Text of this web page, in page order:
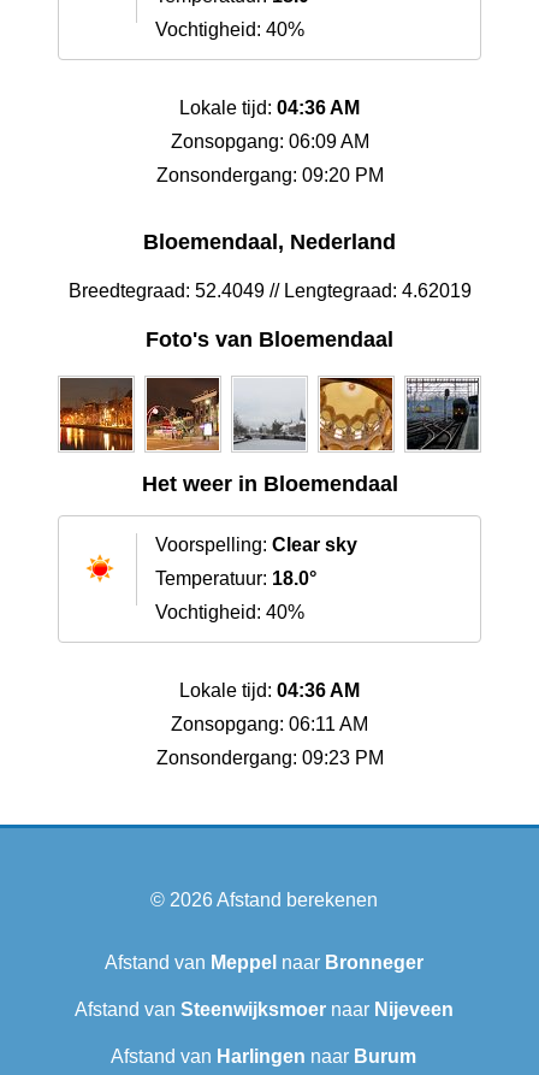
Vochtigheid: 40%
Lokale tijd: 04:36 AM
Zonsopgang: 06:09 AM
Zonsondergang: 09:20 PM
Bloemendaal, Nederland
Breedtegraad: 52.4049 // Lengtegraad: 4.62019
Foto's van Bloemendaal
Het weer in Bloemendaal
Voorspelling: Clear sky
Temperatuur: 18.0°
Vochtigheid: 40%
Lokale tijd: 04:36 AM
Zonsopgang: 06:11 AM
Zonsondergang: 09:23 PM
© 2026Afstand berekenen
Afstand van Meppel naar Bronneger
Afstand van Steenwijksmoernaar Nijeveen
Afstand van Harlingen naar Burum